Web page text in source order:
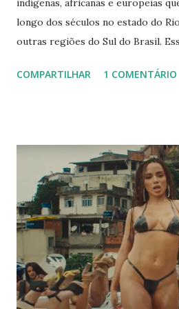
indígenas, africanas e europeias
longo dos séculos no estado do
outras regiões do Sul do Brasil.
que não são comuns em outras
identidade e conexão entre os
utilizam essas expressões no seu
conversas informais ou em
regionais. Conhecer o vocabulário
oportunidade de mergulhar na
descobrir um pouco mais sobre
tradições. Listamos abaixo as 30
populares e seus significados:
COMPARTILHAR 1 COMENTÁRIO